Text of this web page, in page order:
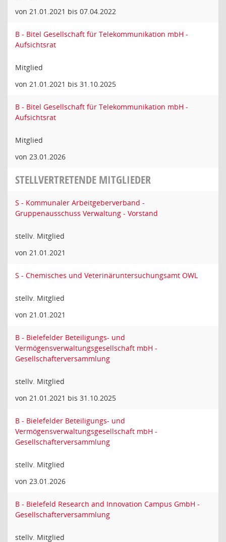
von 21.01.2021 bis 07.04.2022
B - Bitel Gesellschaft für Telekommunikation mbH -
Aufsichtsrat
Mitglied
von 21.01.2021 bis 31.10.2025
B - Bitel Gesellschaft für Telekommunikation mbH -
Aufsichtsrat
Mitglied
von 23.01.2026
STELLVERTRETENDE MITGLIEDER
S - Kommunaler Arbeitgeberverband -
Gruppenausschuss Verwaltung - Vorstand
stellv. Mitglied
von 21.01.2021
S - Chemisches und Veterinäruntersuchungsamt OWL
stellv. Mitglied
von 21.01.2021
B - Bielefelder Beteiligungs- und
Vermögensverwaltungsgesellschaft mbH -
Gesellschafterversammlung
stellv. Mitglied
von 21.01.2021 bis 31.10.2025
B - Bielefelder Beteiligungs- und
Vermögensverwaltungsgesellschaft mbH -
Gesellschafterversammlung
stellv. Mitglied
von 23.01.2026
B - Bielefeld Research and Innovation Campus GmbH -
Gesellschafterversammlung
stellv. Mitglied